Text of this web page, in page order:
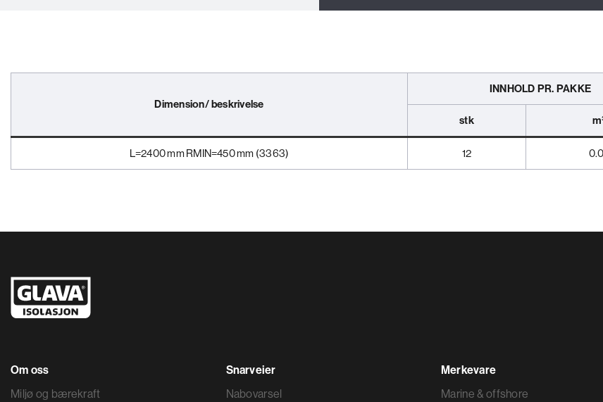
Dimension/ beskrivelse
INNHOLD PR. PAKKE
stk
L=2400 mm RMIN=450 mm (3363) 12
Om oss
Miljø og bærekraft
Snarveier
Nabovarsel
Merkevare
Marine & offshore